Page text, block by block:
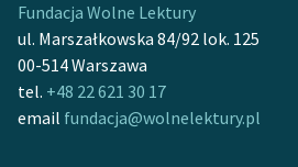
twórców przechodzących
do domeny publicznej,
lektur szkolnych oraz
Starego Testamentu
Fundacja Wolne Lektury
ul. Marszałkowska 84/92 lok. 125
00-514 Warszawa
tel. +48 22 621 30 17
email fundacja@wolnelektury.pl